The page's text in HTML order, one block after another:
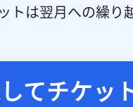
トは翌月への繰り
てチケッ